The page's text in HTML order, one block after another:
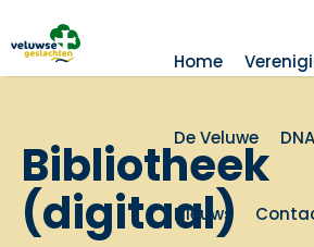
Home
De Veluwe
Nieuws
Bibliotheek
(digitaal)